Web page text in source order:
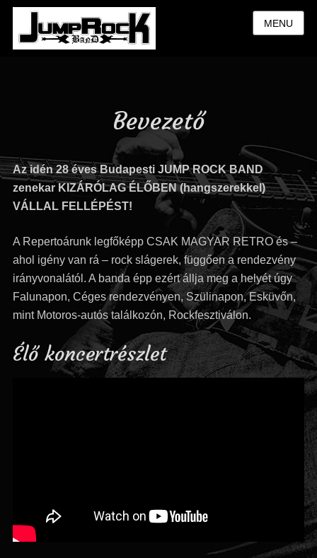
MENU
Bevezető
Az idén 28 éves Budapesti JUMP ROCK BAND
zenekar KIZÁRÓLAG ÉLŐBEN (hangszerekkel)
VÁLLAL FELLÉPÉST!
A Repertoárunk legfőképp CSAK MAGYAR RETRO és –
ahol igény van rá – rock slágerek, függően a rendezvény
irányvonalától. A banda épp ezért állja meg a helyét úgy
Falunapon, Céges rendezvényen, Szülinapon, Esküvőn,
mint Motoros-autós találkozón, Rockfesztiválon.
Élő koncertrészlet